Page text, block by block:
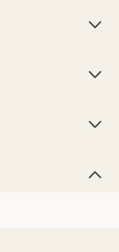



